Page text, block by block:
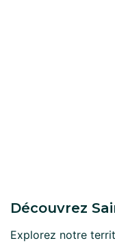
Découvrez
Explorez notre